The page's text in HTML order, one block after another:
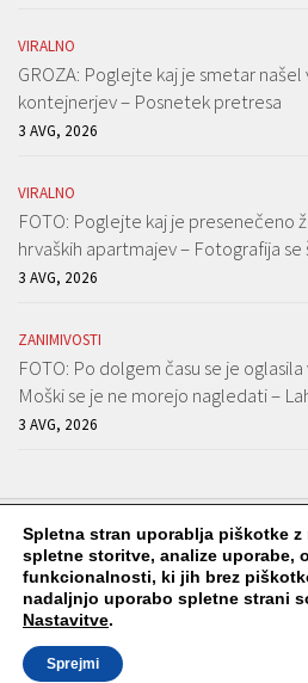
VIRALNO
GROZA: Poglejte kaj je smetar
kontejnerjev – Posnetek pretresa
3 AVG, 2026
VIRALNO
FOTO: Poglejte kaj je presenečeno
hrvaških apartmajev – Fotografija
3 AVG, 2026
ZANIMIVOSTI
FOTO: Po dolgem času se je
Moški se je ne morejo nagledati –
3 AVG, 2026
Viralko.si © 2026. Vse pravice pridržane.
Spletna stran uporablja piškotke z
spletne storitve, analize uporabe,
funkcionalnosti, ki jih brez
nadaljnjo uporabo spletne strani
Nastavitve.
Sprejmi